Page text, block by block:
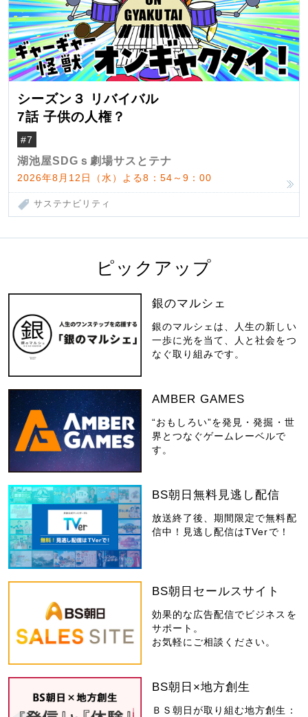
シーズン３ リバイバル
7話 子供の人権？
#7
湖池屋SDGｓ劇場サスとテナ
2026年8月12日（水）よる8：54～9：00
サステナビリティ
ピックアップ
銀のマルシェ
銀のマルシェは、人生の新しい
一歩に光を当て、人と社会をつ
なぐ取り組みです。
AMBER GAMES
“おもしろい”を発見・発掘・世
界とつなぐゲームレーベルで
す。
BS朝日無料見逃し配信
放送終了後、期間限定で無料配
信中！見逃し配信はTVerで！
BS朝日セールスサイト
効果的な広告配信でビジネスを
サポート。
お気軽にご相談ください。
BS朝日×地方創生
ＢＳ朝日が取り組む地方創生：